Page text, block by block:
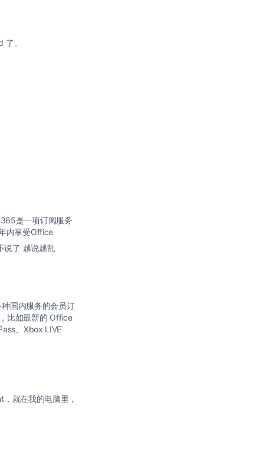
OneDrive 打开文档，选择 Word/Excel/PowerPoint，本地没安装就自动 Office on Demand 了。
是一项订阅服务
内享受Office
说了 越说越乱
国内服务的会员订
比如最新的 Office
、Xbox LIVE
就在我的电脑里，